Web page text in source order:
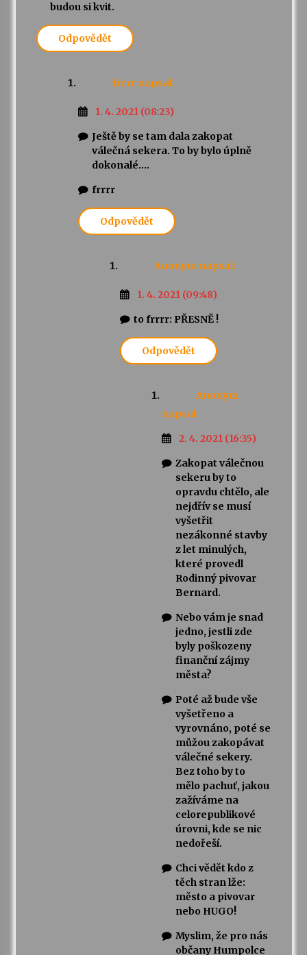
budou si kvit.
Odpovědět
frrrr napsal:
1. 4. 2021 (08:23)
Ještě by se tam dala zakopat
válečná sekera. To by bylo úplně
dokonalé….
frrrr
Odpovědět
Anonym napsal:
1. 4. 2021 (09:48)
to frrrr: PŘESNĚ !
Odpovědět
Anonym
napsal:
2. 4. 2021 (16:35)
Zakopat válečnou
sekeru by to
opravdu chtělo, ale
nejdřív se musí
vyšetřit
nezákonné stavby
z let minulých,
které provedl
Rodinný pivovar
Bernard.
Nebo vám je snad
jedno, jestli zde
byly poškozeny
finanční zájmy
města?
Poté až bude vše
vyšetřeno a
vyrovnáno, poté se
můžou zakopávat
válečné sekery.
Bez toho by to
mělo pachuť, jakou
zažíváme na
celorepublikové
úrovni, kde se nic
nedořeší.
Chci vědět kdo z
těch stran lže:
město a pivovar
nebo HUGO!
Myslim, že pro nás
občany Humpolce